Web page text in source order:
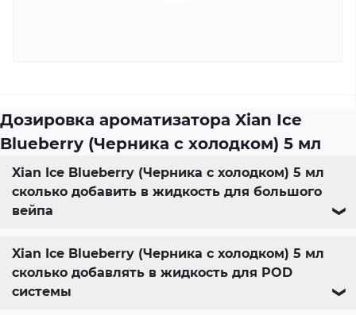
Дозировка ароматизатора Xian Ice
Blueberry (Черника с холодком) 5 мл
Xian Ice Blueberry (Черника с холодком) 5 мл
сколько добавить в жидкость для большого
вейпа
❯
Xian Ice Blueberry (Черника с холодком) 5 мл
сколько добавлять в жидкость для POD
системы
❯